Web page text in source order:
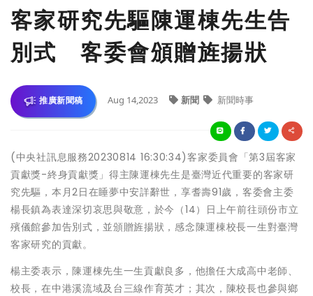
客家研究先驅陳運棟先生告
別式 客委會頒贈旌揚狀
推廣新聞稿 Aug 14,2023 新聞 新聞時事
(中央社訊息服務20230814 16:30:34)客家委員會「第3屆客家
貢獻獎-終身貢獻獎」得主陳運棟先生是臺灣近代重要的客家研
究先驅，本月2日在睡夢中安詳辭世，享耆壽91歲，客委會主委
楊長鎮為表達深切哀思與敬意，於今（14）日上午前往頭份市立
殯儀館參加告別式，並頒贈旌揚狀，感念陳運棟校長一生對臺灣
客家研究的貢獻。
楊主委表示，陳運棟先生一生貢獻良多，他擔任大成高中老師、
校長，在中港溪流域及台三線作育英才；其次，陳校長也參與鄉